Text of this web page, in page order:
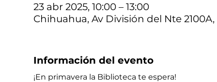
23 abr 2025, 10:00 – 13:00
Chihuahua, Av División del Nte
Información del evento
¡En primavera la Biblioteca te espera!